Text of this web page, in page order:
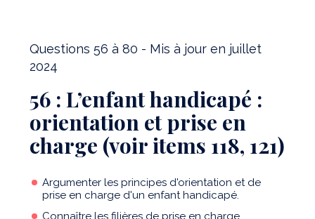
Questions 56 à 80 - Mis à jour en juillet
2024
56 : L’enfant handicapé :
orientation et prise en
charge (voir items 118, 121)
Argumenter les principes d'orientation et de
prise en charge d'un enfant handicapé.
Connaître les filières de prise en charge